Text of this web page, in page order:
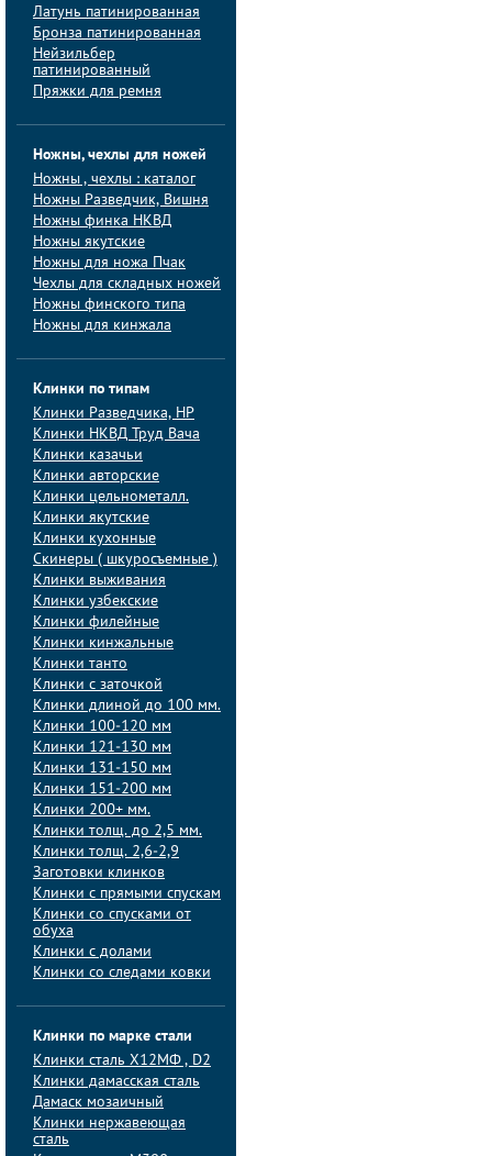
Латунь патинированная
Бронза патинированная
Нейзильбер
патинированный
Пряжки для ремня
Ножны, чехлы для ножей
Ножны , чехлы : каталог
Ножны Разведчик, Вишня
Ножны финка НКВД
Ножны якутские
Ножны для ножа Пчак
Чехлы для складных ножей
Ножны финского типа
Ножны для кинжала
Клинки по типам
Клинки Pазведчика, НP
Клинки НКВД Труд Вача
Клинки казачьи
Клинки авторские
Клинки цельнометалл.
Клинки якутские
Клинки кухонные
Скинеры ( шкуросъемные )
Клинки выживания
Клинки узбекские
Клинки филейные
Клинки кинжальные
Клинки танто
Клинки с заточкой
Клинки длиной до 100 мм.
Клинки 100-120 мм
Клинки 121-130 мм
Клинки 131-150 мм
Клинки 151-200 мм
Клинки 200+ мм.
Клинки толщ. до 2,5 мм.
Клинки толщ. 2,6-2,9
Заготовки клинков
Клинки с прямыми спускам
Клинки со спусками от
обуха
Клинки с долами
Клинки со следами ковки
Клинки по марке стали
Клинки сталь Х12МФ , D2
Клинки дамасская сталь
Дамаск мозаичный
Клинки нержавеющая
сталь